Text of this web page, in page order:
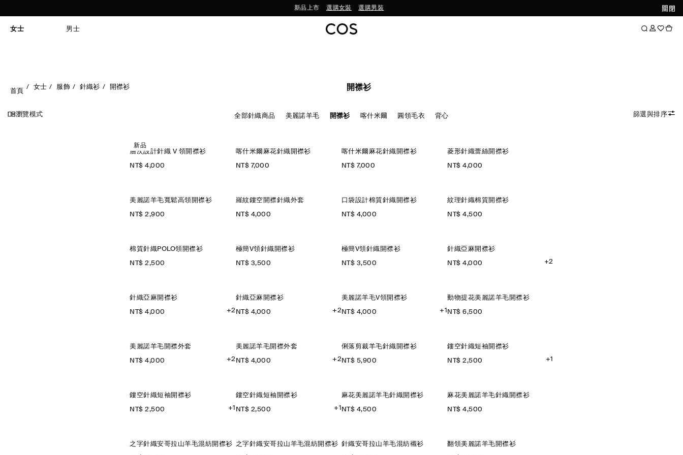
關閉
新品上市 選購女裝 選購男裝
女士 男士
首頁
女士 服飾 針織衫 開襟衫 開襟衫
瀏覽模式 全部針織商品 美麗諾羊毛 開襟衫 喀什米爾 圓領毛衣 背心 篩選與排序
新品
層次設計針織 V 領開襟衫
NT$ 4,000
喀什米爾麻花針織開襟衫
NT$ 7,000
喀什米爾麻花針織開襟衫
NT$ 7,000
菱形針織蕾絲開襟衫
NT$ 4,000
美麗諾羊毛寬鬆高領開襟衫
NT$ 2,900
羅紋鏤空開襟針織外套
NT$ 4,000
口袋設計棉質針織開襟衫
NT$ 4,000
紋理針織棉質開襟衫
NT$ 4,500
棉質針織POLO領開襟衫
NT$ 2,500
極簡V領針織開襟衫
NT$ 3,500
極簡V領針織開襟衫
NT$ 3,500
針織亞麻開襟衫
NT$ 4,000 +2
針織亞麻開襟衫
NT$ 4,000 +2
針織亞麻開襟衫
NT$ 4,000 +2
美麗諾羊毛V領開襟衫
NT$ 4,000 +1
動物提花美麗諾羊毛開襟衫
NT$ 6,500
美麗諾羊毛開襟外套
NT$ 4,000 +2
美麗諾羊毛開襟外套
NT$ 4,000 +2
俐落剪裁羊毛針織開襟衫
NT$ 5,900
鏤空針織短袖開襟衫
NT$ 2,500 +1
鏤空針織短袖開襟衫
NT$ 2,500 +1
鏤空針織短袖開襟衫
NT$ 2,500 +1
麻花美麗諾羊毛針織開襟衫
NT$ 4,500
麻花美麗諾羊毛針織開襟衫
NT$ 4,500
之字針織安哥拉山羊毛混紡開襟衫 之字針織安哥拉山羊毛混紡開襟衫 針織安哥拉山羊毛混紡襯衫 翻領美麗諾羊毛開襟衫